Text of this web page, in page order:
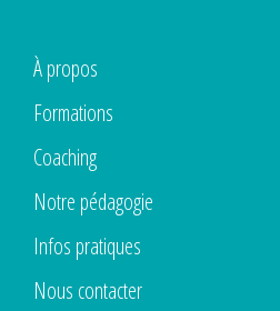
À propos
Formations
Coaching
Notre pédagogie
Infos pratiques
Nous contacter